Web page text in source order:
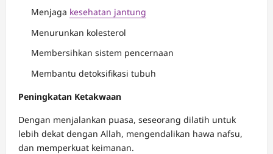
Menjaga kesehatan jantung
Menurunkan kolesterol
Membersihkan sistem pencernaan
Membantu detoksifikasi tubuh
Peningkatan Ketakwaan
Dengan menjalankan puasa, seseorang dilatih untuk
lebih dekat dengan Allah, mengendalikan hawa nafsu,
dan memperkuat keimanan.